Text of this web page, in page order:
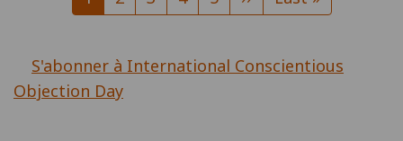
courante
suivante
page
S'abonner à International Conscientious
Objection Day